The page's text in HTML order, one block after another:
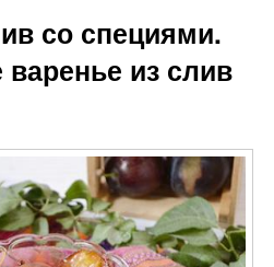
со специями.
из слив